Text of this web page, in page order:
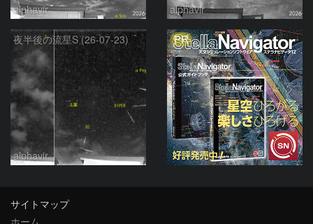
alphavir alphavir
夜半後の流星S (26-07-23)
alphavir
PR
サイトマップ
ホーム